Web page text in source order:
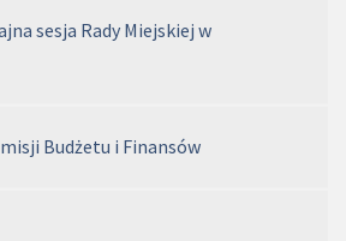
sesja Rady Miejskiej w
Budżetu i Finansów